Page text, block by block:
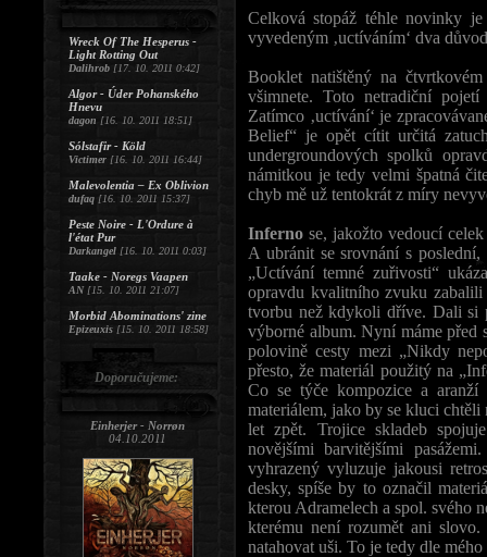
Celková stopáž téhle novinky
vyvedeným ‚uctíváním‘ dva
Booklet natištěný na
všimnete. Toto netradiční
Zatímco ‚uctívání‘ je
Belief“ je opět cítit určitá
undergroundových spolků
námitkou je tedy velmi špatná
chyb mě už tentokrát z míry
Inferno se, jakožto vedoucí
A ubránit se srovnání s poslední,
„Uctívání temné zuřivosti“
opravdu kvalitního zvuku
tvorbu než kdykoli dříve. Dali si
výborné album. Nyní máme před
polovině cesty mezi „Nikdy
přesto, že materiál použitý na
Co se týče kompozice a aranží
materiálem, jako by se kluci
let zpět. Trojice skladeb
novějšími barvitějšími
vyhrazený vyluzuje jakousi
desky, spíše by to označil
kterou Adramelech a spol. svého
kterému není rozumět ani
natahovat uši. To je tedy dle
Wreck Of The Hesperus -
Light Rotting Out
Dalihrob [17. 10. 2011 0:42]
Algor - Úder Pohanského
Hnevu
dagon [16. 10. 2011 18:51]
Sólstafir - Köld
Victimer [16. 10. 2011 16:44]
Malevolentia – Ex Oblivion
dufaq [16. 10. 2011 15:37]
Peste Noire - L'Ordure à
l'état Pur
Darkangel [16. 10. 2011 0:03]
Taake - Noregs Vaapen
AN [15. 10. 2011 21:07]
Morbid Abominations' zine
Epizeuxis [15. 10. 2011 18:58]
Doporučujeme:
Einherjer - Norrøn
04.10.2011